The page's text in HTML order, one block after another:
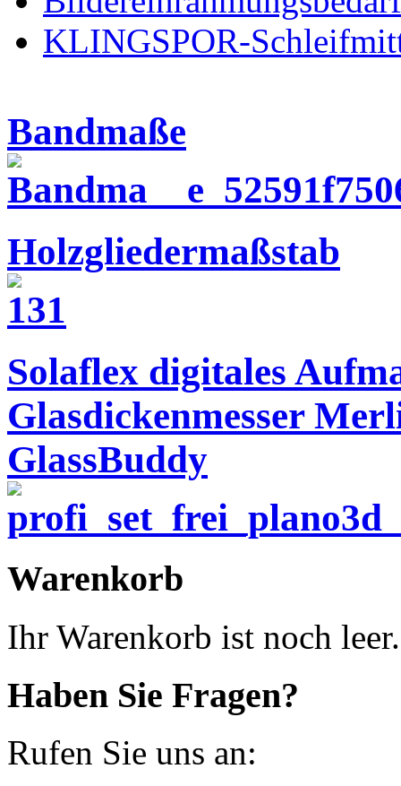
KLINGSPOR-
Bandmaße
Holzgliedermaßstab
Solaflex digitales
Glasdickenmesser
GlassBuddy
Warenkorb
Ihr Warenkorb ist noch leer.
Haben Sie Fragen?
Rufen Sie uns an: